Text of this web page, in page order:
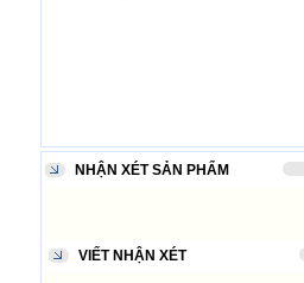
NHẬN XÉT SẢN PHẨM
VIẾT NHẬN XÉT